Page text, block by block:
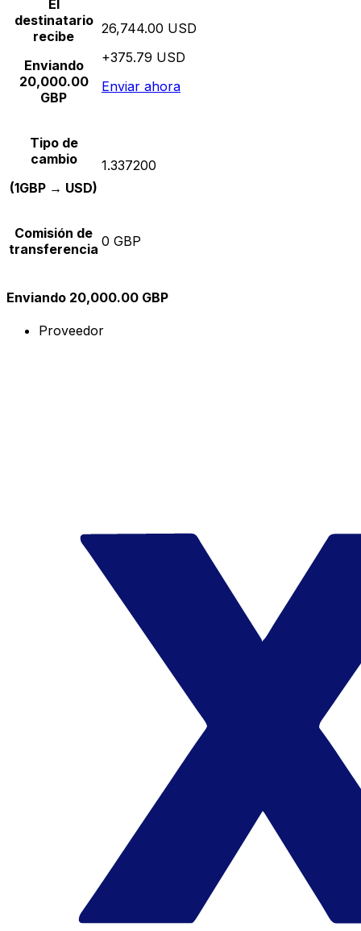
El
destinatario
recibe
Enviando
20,000.00
GBP
26,744.00 USD
+375.79 USD
Enviar ahora
Tipo de
cambio
(1GBP → USD)
1.337200
Comisión de
transferencia 0 GBP
Enviando 20,000.00 GBP
Proveedor